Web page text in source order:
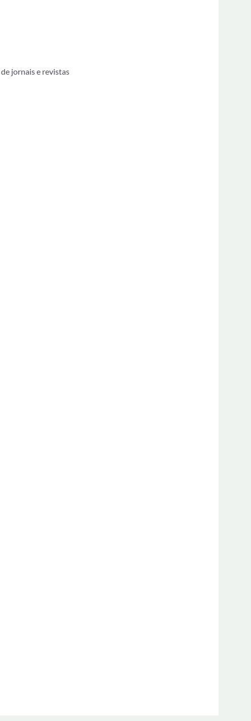
jornais e revistas